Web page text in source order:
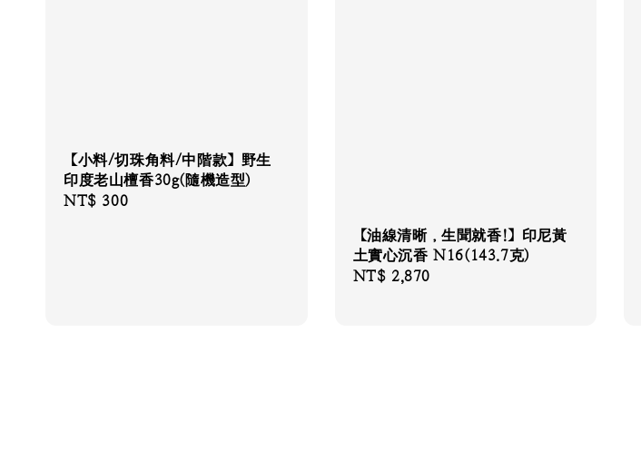
【小料/切珠角料/中階款】野生
印度老山檀香30g(隨機造型)
Regular
NT$ 300
【油線清晰，生聞就香!】印尼黃
土實心沉香 N16(143.7克)
Regular
NT$ 2,870